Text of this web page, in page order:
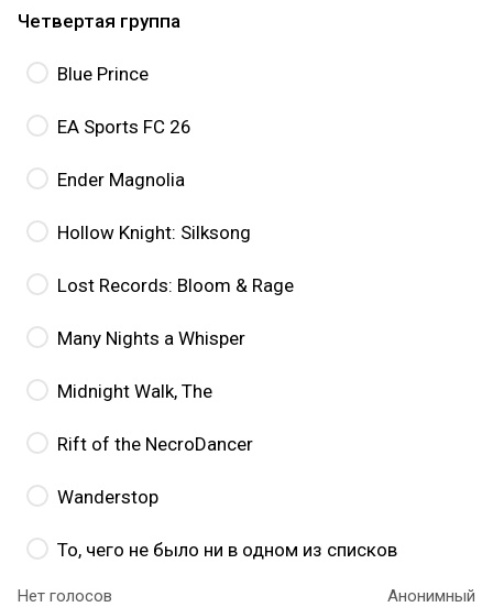
Четвертая группа
Blue Prince
EA Sports FC 26
Ender Magnolia
Hollow Knight: Silksong
Lost Records: Bloom & Rage
Many Nights a Whisper
Midnight Walk, The
Rift of the NecroDancer
Wanderstop
То, чего не было ни в одном из списков
Нет голосов Анонимный